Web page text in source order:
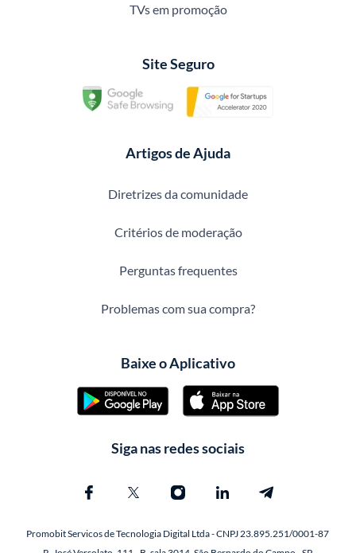
TVs em promoção
Site Seguro
Artigos de Ajuda
Diretrizes da comunidade
Critérios de moderação
Perguntas frequentes
Problemas com sua compra?
Baixe o Aplicativo
Siga nas redes sociais
Promobit Servicos de Tecnologia Digital Ltda - CNPJ 23.895.251/0001-87